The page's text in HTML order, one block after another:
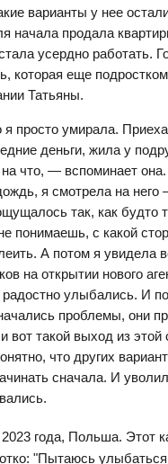
варианты у нее
начала продала
усердно работать.
которая еще
Татьяны.
просто умирала.
деньги, жила у
на что, — вспоминает
я смотрела на него
так, как будто
понимаешь, с какой
А потом я увидела
на открытии нового
улыбались. И
проблемы, они
вот такой выход из этой
что других
сначала. И